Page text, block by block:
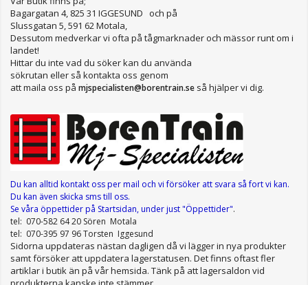
Bagargatan 4, 825 31 IGGESUND och på
Slussgatan 5, 591 62 Motala,
Dessutom medverkar vi ofta på tågmarknader och mässor runt om i
landet!
Hittar du inte vad du söker kan du använda
sökrutan eller så kontakta oss genom
att maila oss på mjspecialisten@borentrain.se så hjälper vi dig.
Du kan alltid kontakt oss per mail och vi försöker att svara så fort vi kan.
Du kan även skicka sms till oss.
Se våra öppettiderpå Startsidan, under just "Öppettider".
tel: 070-582 64 20 Sören Motala
tel: 070-395 97 96 Torsten Iggesund
Sidorna uppdateras nästan dagligen då vi lägger in nya produkter
samt försöker att uppdatera lagerstatusen. Det finns oftast fler
artiklar i butik än på vår hemsida. Tänk på att lagersaldon vid